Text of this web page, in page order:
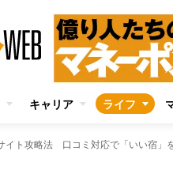
キャリア ライフ
イト攻略法 口コミ対応で「いい宿」